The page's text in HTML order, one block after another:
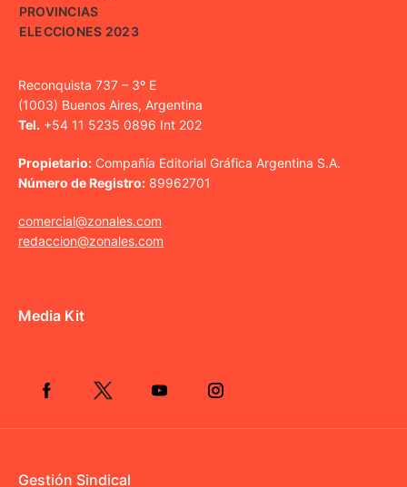
PROVINCIAS
ELECCIONES 2023
Reconquista 737 – 3º E
(1003) Buenos Aires, Argentina
Tel. +54 11 5235 0896 Int 202
Propietario: Compañía Editorial Gráfica Argentina S.A.
Número de Registro: 89962701
comercial@zonales.com
redaccion@zonales.com
Media Kit
Gestión Sindical